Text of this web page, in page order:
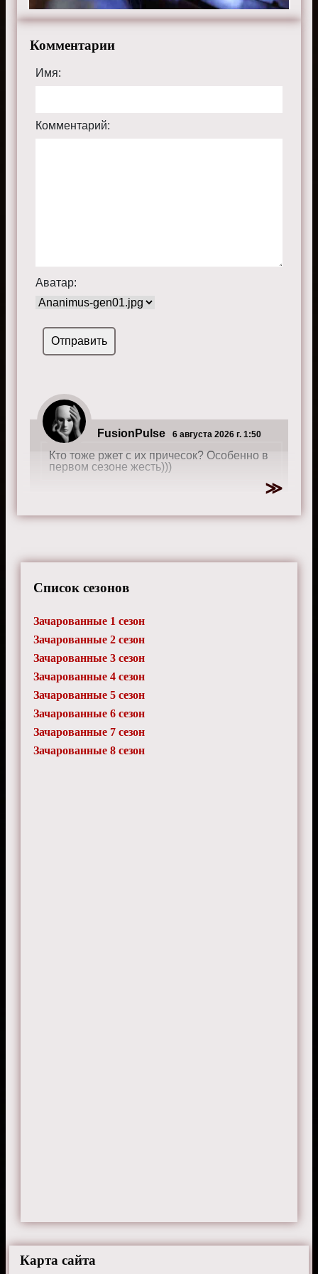
Комментарии
Имя:
Комментарий:
Аватар:
FusionPulse 6 августа 2026 г. 1:50
Кто тоже ржет с их причесок? Особенно в
первом сезоне жесть)))
Че они такие тупые в простых ситуациях?
Ваще не втыкаю в их магию... то работает,
то нет... что за фигня?
WindRider
Список сезонов
Зачарованные 1 сезон
Зачарованные 2 сезон
Зачарованные 3 сезон
Зачарованные 4 сезон
Зачарованные 5 сезон
Зачарованные 6 сезон
Зачарованные 7 сезон
Зачарованные 8 сезон
Карта сайта